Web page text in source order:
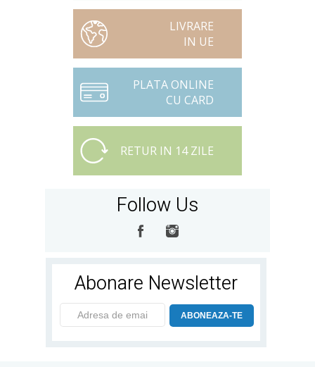
LIVRARE
IN UE
PLATA ONLINE
CU CARD
RETUR IN 14 ZILE
Follow Us
Abonare Newsletter
ABONEAZA-TE